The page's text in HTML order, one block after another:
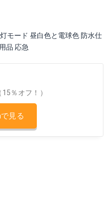
モード 昼白色と電球色 防水仕
品 応急
％オフ！）
見る